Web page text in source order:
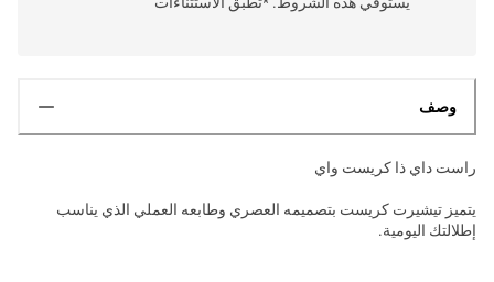
وصف
راست داي ذا كريست واي
يتميز تيشيرت كريست بتصميمه العصري وطابعه العملي الذي يناسب
إطلالتك اليومية.